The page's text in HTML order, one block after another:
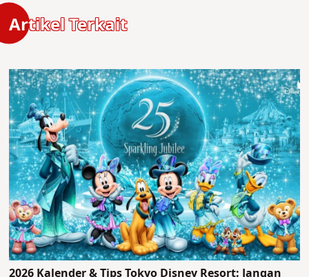
Artikel Terkait
2026 Kalender & Tips Tokyo Disney Resort: Jangan